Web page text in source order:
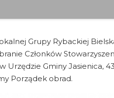
Grupy Rybackiej
Członków
Urzędzie Gminy Jasienica,
Porządek obrad.